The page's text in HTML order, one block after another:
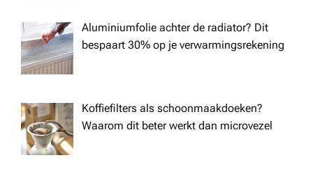
Aluminiumfolie achter de radiator? Dit
bespaart 30% op je verwarmingsrekening
Koffiefilters als schoonmaakdoeken?
Waarom dit beter werkt dan microvezel